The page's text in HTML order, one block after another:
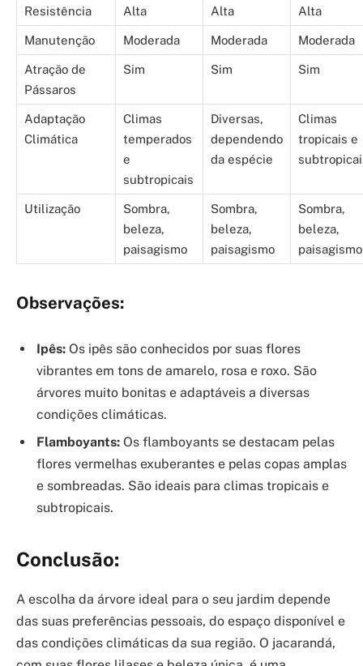
Resistência Alta Alta Alta
Manutenção Moderada Moderada Moderada
Atração de
Pássaros
Sim Sim Sim
Adaptação
Climática
Climas
temperados
e
subtropicais
Diversas,
dependendo
da espécie
Climas
tropicais e
Utilização
Sombra,
beleza,
paisagismo
Sombra,
beleza,
paisagismo
Sombra,
beleza,
paisagismo
Observações:
Ipês: Os ipês são conhecidos por suas flores
vibrantes em tons de amarelo, rosa e roxo. São
árvores muito bonitas e adaptáveis a diversas
condições climáticas.
Flamboyants: Os flamboyants se destacam pelas
flores vermelhas exuberantes e pelas copas amplas
e sombreadas. São ideais para climas tropicais e
subtropicais.
Conclusão:
A escolha da árvore ideal para o seu jardim depende
das suas preferências pessoais, do espaço disponível e
das condições climáticas da sua região. O jacarandá,